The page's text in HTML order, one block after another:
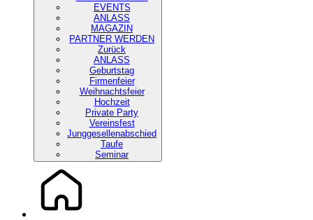
EVENTS
ANLASS
MAGAZIN
PARTNER WERDEN
Zurück
ANLASS
Geburtstag
Firmenfeier
Weihnachtsfeier
Hochzeit
Private Party
Vereinsfest
Junggesellenabschied
Taufe
Seminar